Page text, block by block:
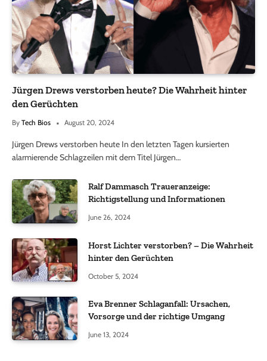
Jürgen Drews verstorben heute? Die Wahrheit hinter
den Gerüchten
By Tech Bios August 20, 2024
Jürgen Drews verstorben heute In den letzten Tagen kursierten
alarmierende Schlagzeilen mit dem Titel Jürgen…
Ralf Dammasch Traueranzeige:
Richtigstellung und Informationen
June 26, 2024
Horst Lichter verstorben? – Die Wahrheit
hinter den Gerüchten
October 5, 2024
Eva Brenner Schlaganfall: Ursachen,
Vorsorge und der richtige Umgang
June 13, 2024